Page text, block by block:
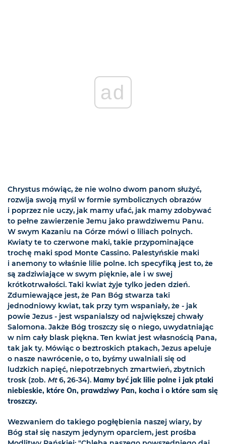
ad
Chrystus mówiąc, że nie wolno dwom panom służyć,
rozwija swoją myśl w formie symbolicznych obrazów
i poprzez nie uczy, jak mamy ufać, jak mamy zdobywać
to pełne zawierzenie Jemu jako prawdziwemu Panu.
W swym Kazaniu na Górze mówi o liliach polnych.
Kwiaty te to czerwone maki, takie przypominające
trochę maki spod Monte Cassino. Palestyńskie maki
i anemony to właśnie lilie polne. Ich specyfiką jest to, że
są zadziwiające w swym pięknie, ale i w swej
krótkotrwałości. Taki kwiat żyje tylko jeden dzień.
Zdumiewające jest, że Pan Bóg stwarza taki
jednodniowy kwiat, tak przy tym wspaniały, że - jak
powie Jezus - jest wspanialszy od największej chwały
Salomona. Jakże Bóg troszczy się o niego, uwydatniając
w nim cały blask piękna. Ten kwiat jest własnością Pana,
tak jak ty. Mówiąc o beztroskich ptakach, Jezus apeluje
o nasze nawrócenie, o to, byśmy uwalniali się od
ludzkich napięć, niepotrzebnych zmartwień, zbytnich
trosk (zob. Mt6, 26-34). Mamy być jak lilie polne i jak ptaki
niebieskie, które On, prawdziwy Pan, kocha i o które sam się
troszczy.
Wezwaniem do takiego pogłębienia naszej wiary, by
Bóg stał się naszym jedynym oparciem, jest prośba